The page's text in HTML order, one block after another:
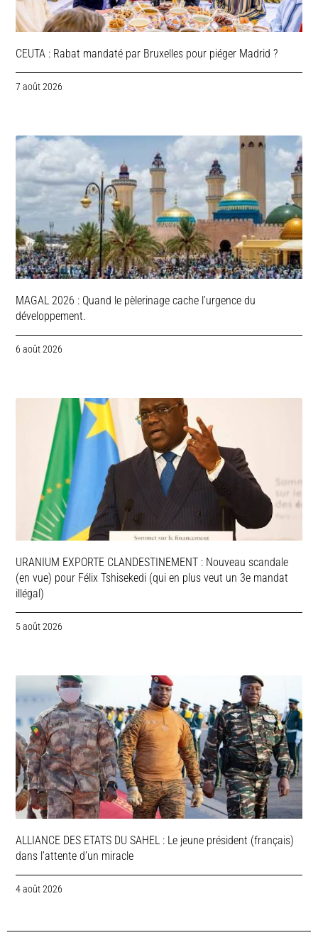
CEUTA : Rabat mandaté par Bruxelles pour piéger Madrid ?
7 août 2026
MAGAL 2026 : Quand le pèlerinage cache l’urgence du
développement.
6 août 2026
URANIUM EXPORTE CLANDESTINEMENT : Nouveau scandale
(en vue) pour Félix Tshisekedi (qui en plus veut un 3e mandat
illégal)
5 août 2026
ALLIANCE DES ETATS DU SAHEL : Le jeune président (français)
dans l’attente d’un miracle
4 août 2026